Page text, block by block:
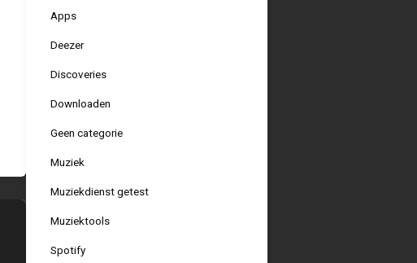
Apps
Deezer
Discoveries
Downloaden
Geen categorie
Muziek
Muziekdienst getest
Muziektools
Spotify